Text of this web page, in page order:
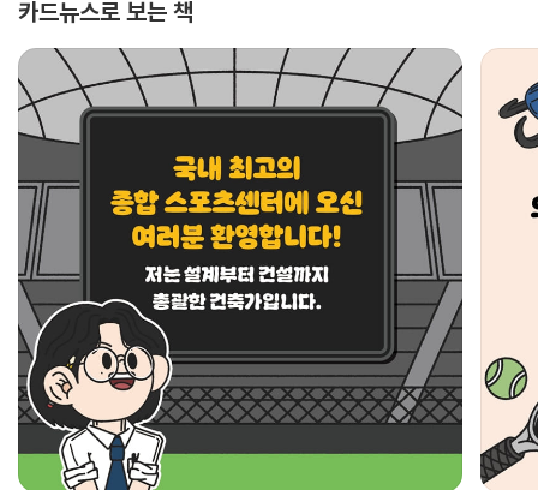
카드뉴스로 보는 책